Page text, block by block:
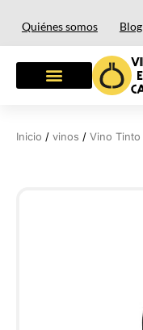
Quiénes somos Blog
Inicio / vinos / Vino Tinto